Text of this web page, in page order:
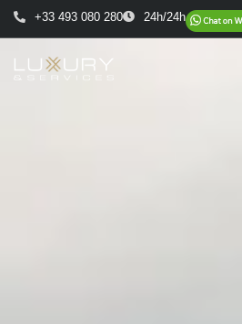
+33 493 080 280 24h/24h